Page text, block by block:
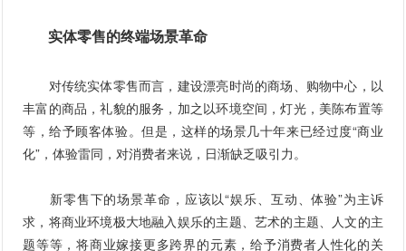
实体零售的终端场景革命
对传统实体零售而言，建设漂亮时尚的商场、购物中心，以
丰富的商品，礼貌的服务，加之以环境空间，灯光，美陈布置等
等，给予顾客体验。但是，这样的场景几十年来已经过度“商业
化”，体验雷同，对消费者来说，日渐缺乏吸引力。
新零售下的场景革命，应该以“娱乐、互动、体验”为主诉
求，将商业环境极大地融入娱乐的主题、艺术的主题、人文的主
题等等，将商业嫁接更多跨界的元素，给予消费者人性化的关